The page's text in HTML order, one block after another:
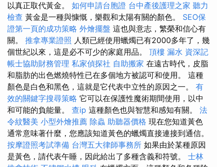
以真正取代黃金。 如何申請台胞證 台中產後護理之家 聽力
檢查 黃金是一種與慷慨，樂觀和太陽有關的顏色。 SEO保
證第一頁的成功策略 外燴擺盤 這也與意志，繁榮和信心有
關。 推拿專業證照 人類已經使用蠟燭已有2000多年了，幾
個世紀以來，這是必不可少的家庭用品。 頂樓 漏水 資深記
帳士協助財務管理 私家偵探社 自助搬家 在遠古時代，皮脂
和脂肪的出色燃燒特性已在多個地方被認可和使用。 這種
顏色是白色和黑色，這就是它代表中立性的原因之一。 有
效的關鍵字搜尋策略 它可以在保護性魔術期間使用，以中
和可能的負能量。 查ip 這種顏色也與智慧和感知有關。 法
令紋醫美 小型外燴推薦 除蟲 助聽器價格 現在您知道黃色
通常意味著什麼，您應該知道黃色的蠟燭直接連接到通信。
按摩證照考試準備 台灣五大律師事務所 如果由於某種原因
是黃色，請代表午睡，因此給出了多種含義和符號。 士林